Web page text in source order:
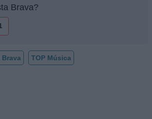
Brava?
TOP Música